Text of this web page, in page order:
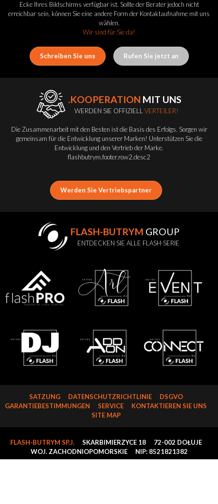
Ecke Ihres Bildschirms verfügbar ist. Sollte der Berater jedoch nicht
erreichbar sein, können Sie eine andere Form der Kontaktaufnahme mit uns
wählen.
Wir sind für Sie da!
Schreiben Sie uns Rufen Sie jetzt an
.KOOPERATION MIT UNS
WERDEN SIE OFFIZIELLVERTEILER!
Die Zusammenarbeit mit den Besten ist die Basis des Erfolgs. Sorgen wir
gemeinsam für die Entwicklung unserer Marken! Unterstützen Sie die
Entwicklung und den Vertrieb der Marke.
flashbutrym.footer.row2.desc2
Werden Sie Vertriebspartner
FLASH-BUTRYM GROUP
ENTDECKEN SIE ALLE FLASH-SERIE
SATZUNG DATENSCHUTZRICHTLINIE
DSGVO
GARANTIEBESTIMMUNGEN
SERVICE
KONTAKTIEREN SIE UNS
SITE MAP
FLASH-BUTRYM SP.J. SKARBIMIERZYCE 18
72-002 DOŁUJE
WOJ. ZACHODNIOPOMORSKIE
NIP: 8521821382